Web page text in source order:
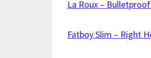
La Roux –
Fatboy Slim – Right